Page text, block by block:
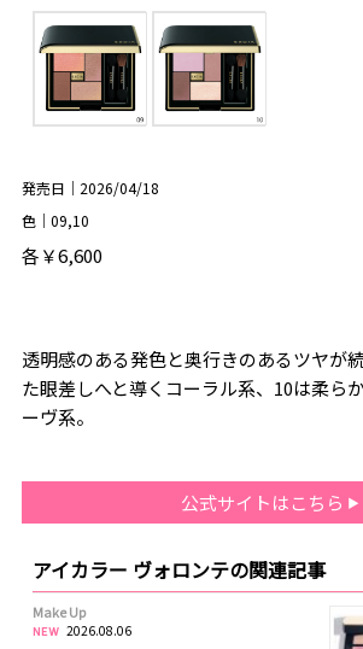
発売日｜2026/04/18
色｜09,10
各￥6,600
透明感のある発色と奥行きのあるツヤが
た眼差しへと導くコーラル系、10は柔ら
ーヴ系。
公式サイトはこちら
アイカラー ヴォロンテの関連記事
Make Up
2026.08.06